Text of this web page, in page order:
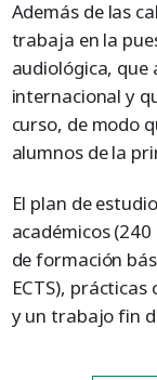
Además de las
trabaja en la
audiológica,
internacional y
curso, de modo
alumnos de la
El plan de
académicos
de formación
ECTS), prácticas
y un trabajo fin